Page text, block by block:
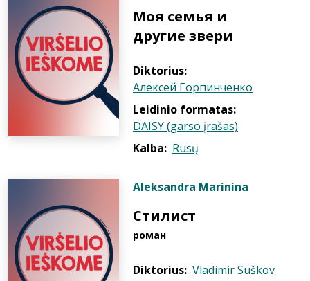
Моя семья и
другие звери
Diktorius:
Алексей Горпинченко
Leidinio formatas:
DAISY (garso įrašas)
Kalba: Rusų
Aleksandra Marinina
Стилист
pоман
Diktorius: Vladimir Suškov